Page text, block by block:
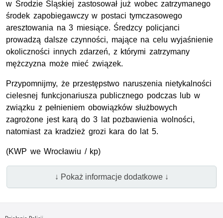
w Środzie Śląskiej zastosował już wobec zatrzymanego
środek zapobiegawczy w postaci tymczasowego
aresztowania na 3 miesiące. Średzcy policjanci
prowadzą dalsze czynności, mające na celu wyjaśnienie
okoliczności innych zdarzeń, z którymi zatrzymany
mężczyzna może mieć związek.
Przypomnijmy, że przestępstwo naruszenia nietykalności
cielesnej funkcjonariusza publicznego podczas lub w
związku z pełnieniem obowiązków służbowych
zagrożone jest karą do 3 lat pozbawienia wolności,
natomiast za kradzież grozi kara do lat 5.
(KWP we Wrocławiu / kp)
↓ Pokaż informacje dodatkowe ↓